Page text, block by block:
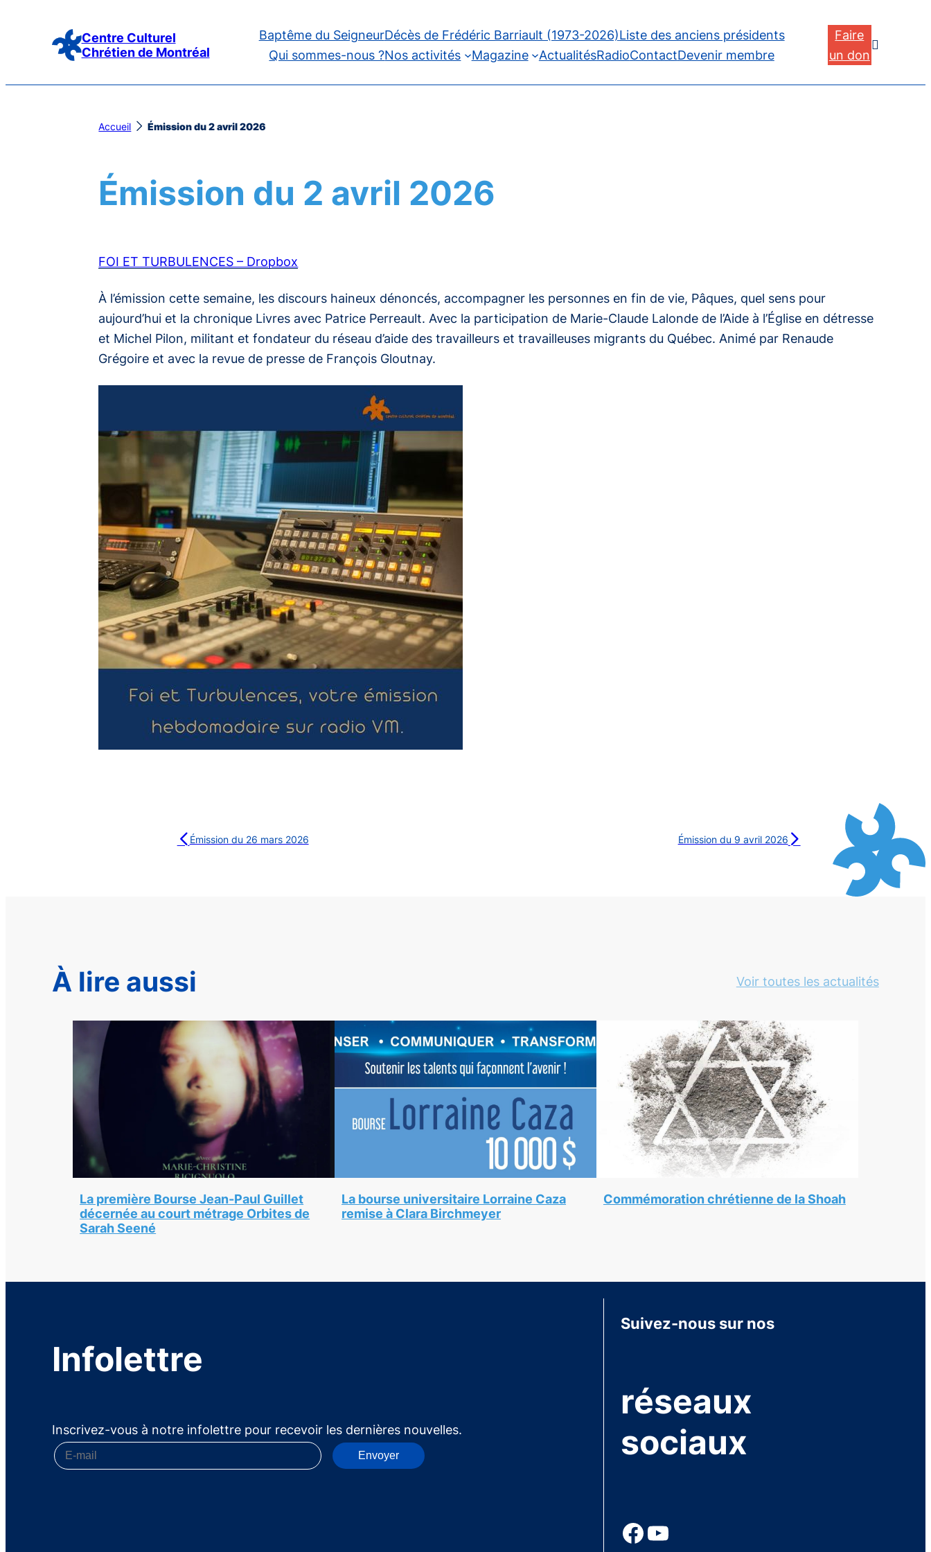
Centre Culturel
Chrétien de Montréal
Baptême du SeigneurDécès de Frédéric Barriault (1973-2026)Liste des anciens présidents
Qui sommes-nous ?Nos activités Magazine ActualitésRadioContactDevenir membre
Faire
un don

Accueil Émission du 2 avril 2026
Émission du 2 avril 2026
FOI ET TURBULENCES – Dropbox
À l’émission cette semaine, les discours haineux dénoncés, accompagner les personnes en fin de vie, Pâques, quel sens pour
aujourd’hui et la chronique Livres avec Patrice Perreault. Avec la participation de Marie-Claude Lalonde de l’Aide à l’Église en détresse
et Michel Pilon, militant et fondateur du réseau d’aide des travailleurs et travailleuses migrants du Québec. Animé par Renaude
Grégoire et avec la revue de presse de François Gloutnay.
Émission du 9 avril 2026
Émission du 26 mars 2026
À lire aussi Voir toutes les actualités
La première Bourse Jean-Paul Guillet
décernée au court métrage Orbites de
Sarah Seené
La bourse universitaire Lorraine Caza
remise à Clara Birchmeyer
Commémoration chrétienne de la Shoah
Infolettre
Inscrivez-vous à notre infolettre pour recevoir les dernières nouvelles.
Envoyer
Suivez-nous sur nos
réseaux
sociaux